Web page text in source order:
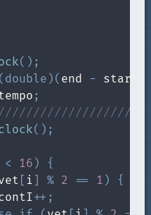
( ) ;
( double ) ( end - start
;
( ) ;
< 16 )
{
i % 2 == 1 )
{
++ ;